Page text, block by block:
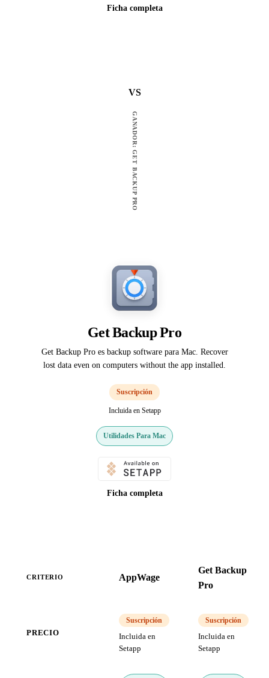
Ficha completa
VS
GANADOR: GET BACKUP PRO
Get Backup Pro
Get Backup Pro es backup software para Mac. Recover
lost data even on computers without the app installed.
Suscripción
Incluida en Setapp
Utilidades Para Mac
Ficha completa
CRITERIO AppWage
Get Backup
Pro
PRECIO
Suscripción
Incluida en
Setapp
Suscripción
Incluida en
Setapp